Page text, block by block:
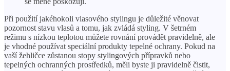
Při použití jakéhokoli vlasového stylingu je důležité věnovat
pozornost stavu vlasů a tomu, jak zvládá styling. V šetrném
režimu s nízkou teplotou můžete rovnání provádět pravidelně, ale
je vhodné používat speciální produkty tepelné ochrany. Pokud na
vaší žehličce zůstanou stopy stylingových přípravků nebo
tepelných ochranných prostředků, měli byste ji pravidelně čistit,